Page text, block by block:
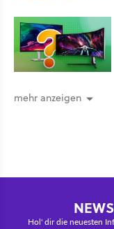
mehr anzeigen
Hol' dir die neuesten